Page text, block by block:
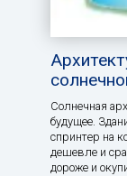
Солнечная
будущее.
спринтер на
дешевле и
дороже и